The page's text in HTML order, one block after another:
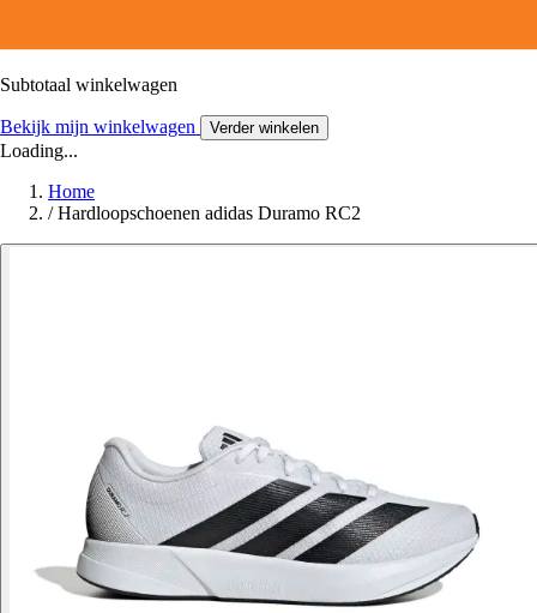
Subtotaal winkelwagen
Bekijk mijn winkelwagen Verder winkelen
Loading...
Home
/ Hardloopschoenen adidas Duramo RC2